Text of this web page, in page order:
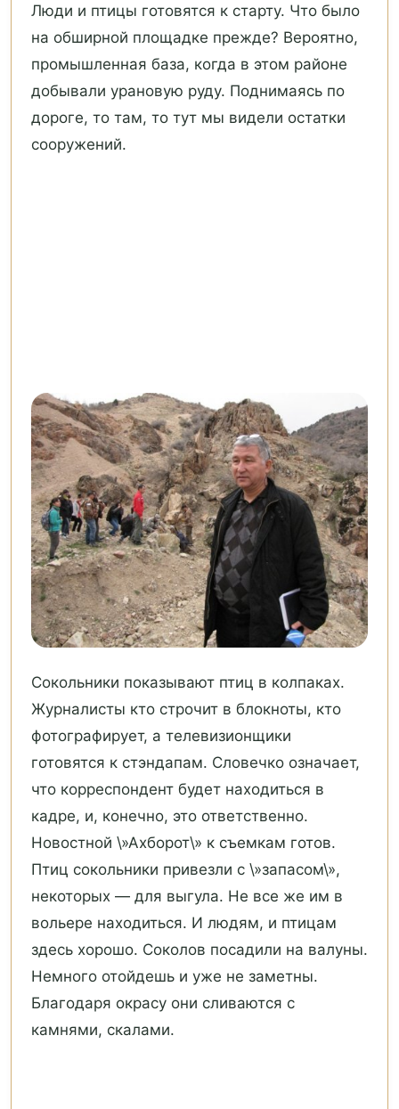
Люди и птицы готовятся к старту. Что было
на обширной площадке прежде? Вероятно,
промышленная база, когда в этом районе
добывали урановую руду. Поднимаясь по
дороге, то там, то тут мы видели остатки
сооружений.
Сокольники показывают птиц в колпаках.
Журналисты кто строчит в блокноты, кто
фотографирует, а телевизионщики
готовятся к стэндапам. Словечко означает,
что корреспондент будет находиться в
кадре, и, конечно, это ответственно.
Новостной \»Ахборот\» к съемкам готов.
Птиц сокольники привезли с \»запасом\»,
некоторых — для выгула. Не все же им в
вольере находиться. И людям, и птицам
здесь хорошо. Соколов посадили на валуны.
Немного отойдешь и уже не заметны.
Благодаря окрасу они сливаются с
камнями, скалами.